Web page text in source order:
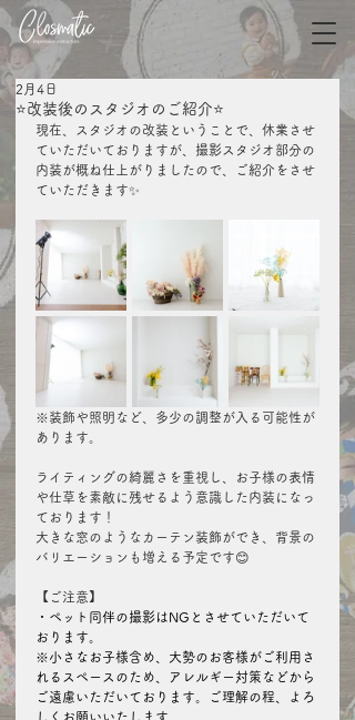
⭐️改装後のスタジオのご紹介⭐️
2月4日
現在、スタジオの改装ということで、休業させ
ていただいておりますが、撮影スタジオ部分の
内装が概ね仕上がりましたので、ご紹介をさせ
ていただきます✨
※装飾や照明など、多少の調整が入る可能性が
あります。
ライティングの綺麗さを重視し、お子様の表情
や仕草を素敵に残せるよう意識した内装になっ
ております！
大きな窓のようなカーテン装飾ができ、背景の
バリエーションも増える予定です😊
【ご注意】
・ペット同伴の撮影はNGとさせていただいて
おります。
※小さなお子様含め、大勢のお客様がご利用さ
れるスペースのため、アレルギー対策などから
ご遠慮いただいております。ご理解の程、よろ
しくお願いいたします。